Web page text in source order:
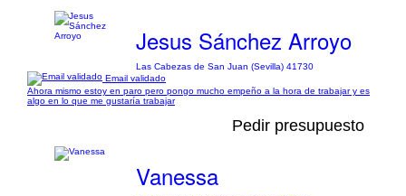
Jesus Sánchez Arroyo
Las Cabezas de San Juan (Sevilla) 41730
Email validado
Ahora mismo estoy en paro pero pongo mucho empeño a la hora de trabajar y es
algo en lo que me gustaría trabajar
Pedir presupuesto
Vanessa